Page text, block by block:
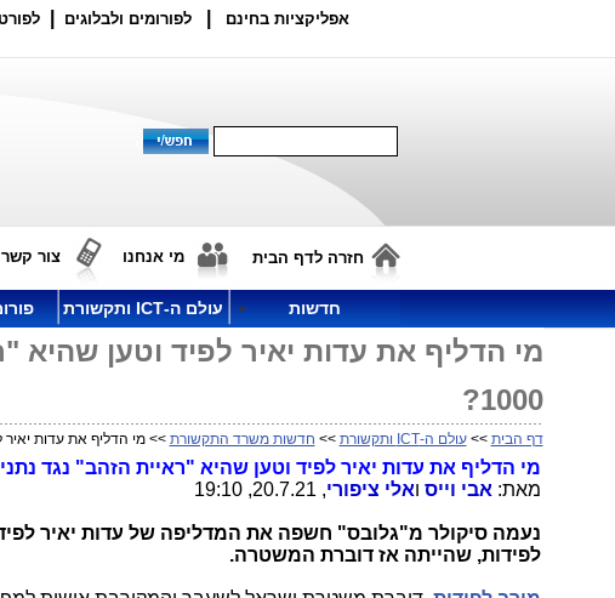
אפליקציות בחינם לפורומים ולבלוגים
חזרה לדף הבית מי אנחנו צור קשר
חדשות עולם ה-ICT ותקשורת
מי הדליף את עדות יאיר לפיד וטען שהיא
1000?
דף הבית >>עולם ה-ICT ותקשורת >> חדשות משרד התקשורת >> מי הדליף את עדות יאיר
מי הדליף את עדות יאיר לפיד וטען שהיא "ראיית הזהב" נגד נתניהו
מאת: אבי וייס ואלי ציפורי, 20.7.21, 19:10
לפידות, שהייתה אז דוברת המשטרה.